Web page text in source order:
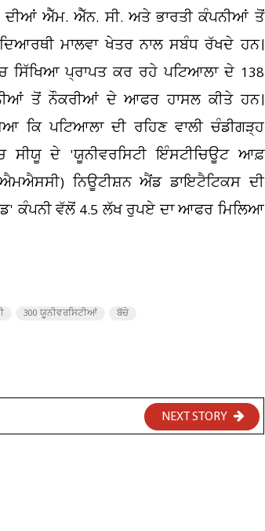
ਦੀਆਂ ਐੱਮ. ਐੱਨ. ਸੀ. ਅਤੇ ਭਾਰਤੀ ਕੰਪਨੀਆਂ ਤੋਂ
ਮਾਲਵਾ ਖੇਤਰ ਨਾਲ ਸਬੰਧ ਰੱਖਦੇ ਹਨ।
ਸਿੱਖਿਆ ਪ੍ਰਾਪਤ ਕਰ ਰਹੇ ਪਟਿਆਲਾ ਦੇ 138
ਤੋਂ ਨੌਕਰੀਆਂ ਦੇ ਆਫਰ ਹਾਸਲ ਕੀਤੇ ਹਨ।
ਕਿ ਪਟਿਆਲਾ ਦੀ ਰਹਿਣ ਵਾਲੀ ਚੰਡੀਗੜ੍ਹ
ਸੀਯੂ ਦੇ 'ਯੂਨੀਵਰਸਿਟੀ ਇੰਸਟੀਚਿਊਟ ਆਫ਼
ਨਿਊਟੀਸ਼ਨ ਐਂਡ ਡਾਇਟੈਟਿਕਸ ਦੀ
ਕੰਪਨੀ ਵੱਲੋਂ 4.5 ਲੱਖ ਰੁਪਏ ਦਾ ਆਫਰ ਮਿਲਿਆ
300 ਯੂਨੀਵਰਸਿਟੀਆਂ ਬੱਚੇ
NEXT STORY